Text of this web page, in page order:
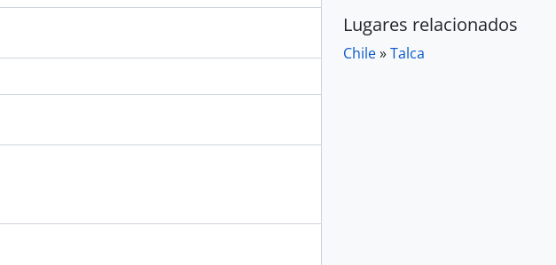
Lugares relacionados
Chile»Talca